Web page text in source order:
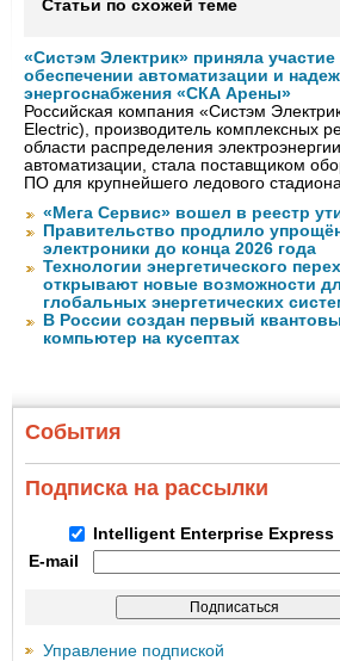
Статьи по схожей теме
«Систэм Электрик» приняла участие
обеспечении автоматизации и
энергоснабжения «СКА Арены»
Российская компания «Систэм
Electric), производитель комплексных
области распределения
автоматизации, стала поставщиком
ПО для крупнейшего ледового
«Мега Сервис» вошел в реестр
Правительство продлило
электроники до конца 2026 года
Технологии энергетического
открывают новые возможности
глобальных энергетических
В России создан первый
компьютер на кусептах
События
Подписка на рассылки
Intelligent Enterprise Express
E-mail
Управление подпиской